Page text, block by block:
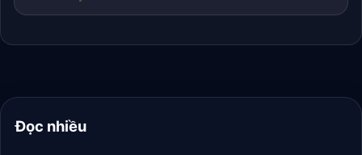
Đọc nhiều